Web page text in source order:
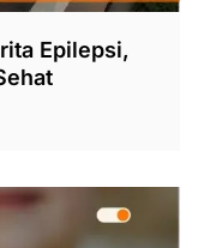
Epilepsi,